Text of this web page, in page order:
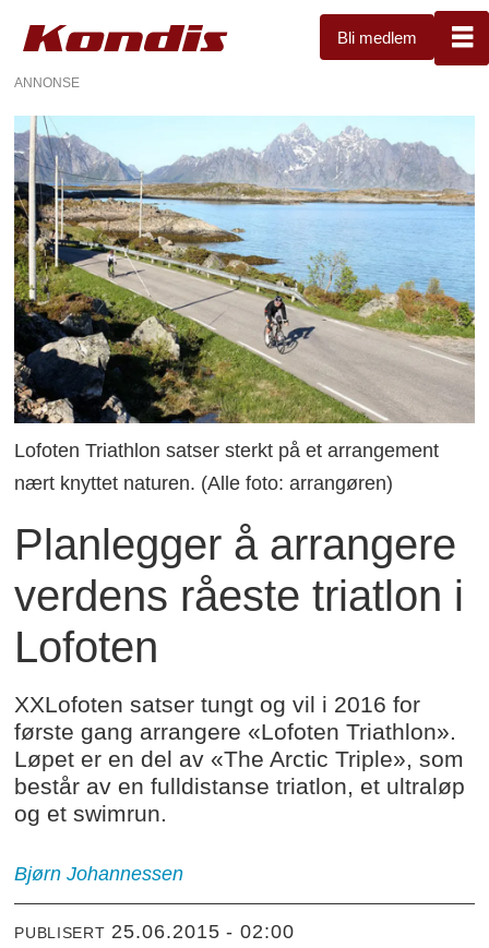
Bli medlem
ANNONSE
Lofoten Triathlon satser sterkt på et arrangement
nært knyttet naturen. (Alle foto: arrangøren)
Planlegger å arrangere
verdens råeste triatlon i
Lofoten
XXLofoten satser tungt og vil i 2016 for
første gang arrangere «Lofoten Triathlon».
Løpet er en del av «The Arctic Triple», som
består av en fulldistanse triatlon, et ultraløp
og et swimrun.
Bjørn Johannessen
PUBLISERT 25.06.2015 - 02:00